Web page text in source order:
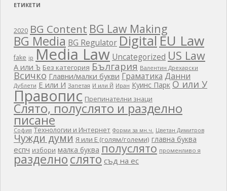
ЕТИКЕТИ
2020 BG Content BG Law Making
BG Media BG RegulatorDigitalEU Law
fake ip Media Law Uncategorized US Law
А или Ъ Без категория България Валентин Дрехарски
Всичко Главни/малки букви Граматика Данни
Дублети Е или И Запетая И или Й Иран Куинс Парк О или У
Правопис Препинателни знаци
Слято, полуслято и разделно
писане
София Технологии и Интернет Форми за мн.ч. Цветан Димитров
Чужди думи Я или Е (голям/големи) главна буква
еспч избори малка буква полуслято променливо я
разделнослято съд на ес